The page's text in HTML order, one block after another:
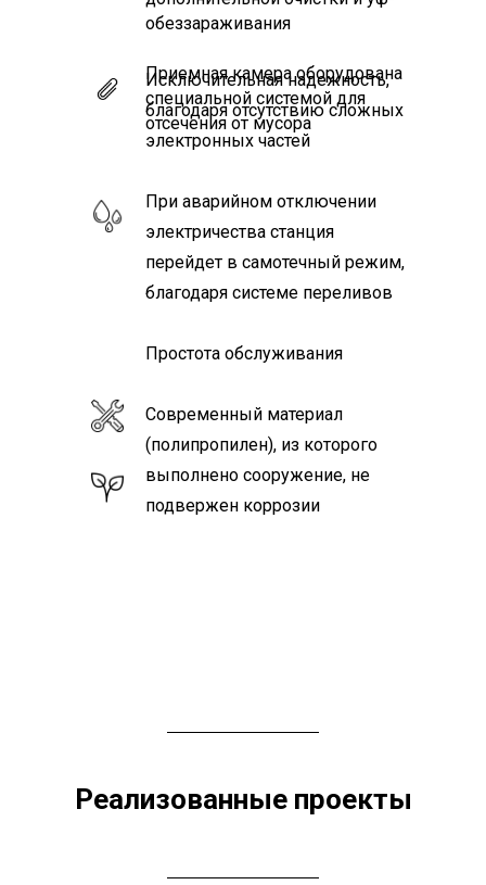
Исключительная надежность,
благодаря отсутствию сложных
электронных частей
При аварийном отключении
электричества станция
перейдет в самотечный режим,
благодаря системе переливов
Простота обслуживания
Современный материал
(полипропилен), из которого
выполнено сооружение, не
подвержен коррозии
обеззараживания
Приемная камера оборудована
специальной системой для
отсечения от мусора
Реализованные проекты